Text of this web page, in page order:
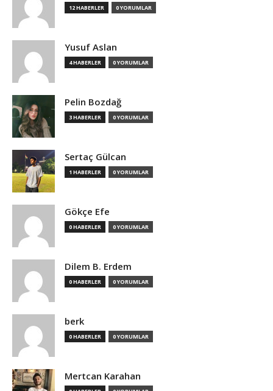
12 HABERLER 0 YORUMLAR
Yusuf Aslan
4 HABERLER 0 YORUMLAR
Pelin Bozdağ
3 HABERLER 0 YORUMLAR
Sertaç Gülcan
1 HABERLER 0 YORUMLAR
Gökçe Efe
0 HABERLER 0 YORUMLAR
Dilem B. Erdem
0 HABERLER 0 YORUMLAR
berk
0 HABERLER 0 YORUMLAR
Mertcan Karahan